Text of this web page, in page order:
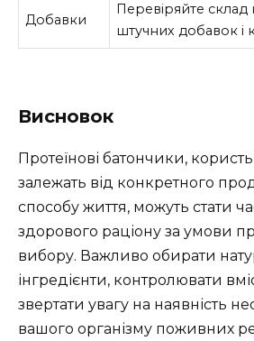
Добавки
Перевіряйте склад
штучних добавок і
Висновок
Протеїнові батончики,
залежать від конкретного
способу життя, можуть стати
здорового раціону за умови
вибору. Важливо обирати
інгредієнти, контролювати
звертати увагу на наявність
вашого організму поживних